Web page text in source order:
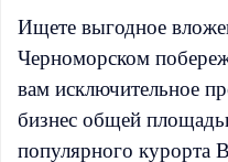
Ищете выгодное
Черноморском
вам исключительное
бизнес общей
популярного курорта